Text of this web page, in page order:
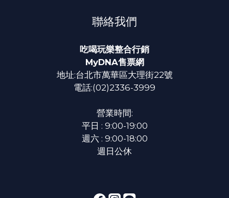
聯絡我們
吃喝玩樂整合行銷
MyDNA售票網
地址:台北市萬華區大理街22號
電話:(02)2336-3999
營業時間:
平日 : 9:00-19:00
週六 : 9:00-18:00
週日公休